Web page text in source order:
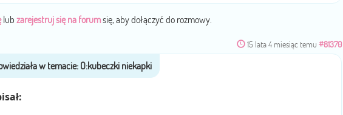
lub zarejestruj się na forumsię, aby dołączyć do rozmowy.
15 lata 4 miesiąc temu #81370